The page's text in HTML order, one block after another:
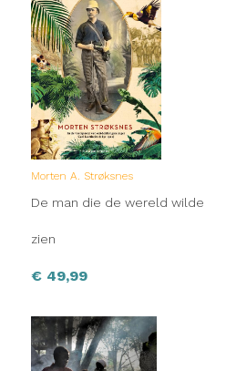
Morten A. Strøksnes
De man die de wereld wilde
zien
€ 49,99